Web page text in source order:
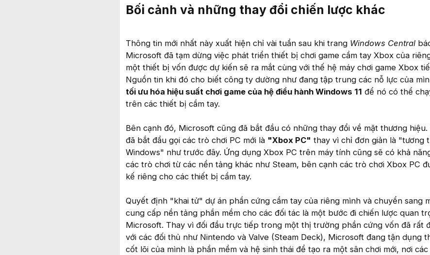
Bối cảnh và những thay đổi chiến lược khác
Thông tin mới nhất này xuất hiện chỉ vài tuần sau khi trang Windows Central
Microsoft đã tạm dừng việc phát triển thiết bị chơi game cầm tay Xbox của
một thiết bị vốn được dự kiến sẽ ra mắt cùng với thế hệ máy chơi game Xbox
Nguồn tin khi đó cho biết công ty dường như đang tập trung các nỗ lực của
tối ưu hóa hiệu suất chơi game của hệ điều hành Windows 11 để nó có thể
trên các thiết bị cầm tay.
Bên cạnh đó, Microsoft cũng đã bắt đầu có những thay đổi về mặt thương
đã bắt đầu gọi các trò chơi PC mới là "Xbox PC" thay vì chỉ đơn giản là "tương
Windows" như trước đây. Ứng dụng Xbox PC trên máy tính cũng sẽ có khả
các trò chơi từ các nền tảng khác như Steam, bên cạnh các trò chơi Xbox PC
kế riêng cho các thiết bị cầm tay.
Quyết định "khai tử" dự án phần cứng cầm tay của riêng mình và chuyển sang
cung cấp nền tảng phần mềm cho các đối tác là một bước đi chiến lược quan
Microsoft. Thay vì đối đầu trực tiếp trong một thị trường phần cứng vốn đã rất
với các đối thủ như Nintendo và Valve (Steam Deck), Microsoft đang tận dụng
cốt lõi của mình là phần mềm và hệ sinh thái để tạo ra một sân chơi mới, nơi